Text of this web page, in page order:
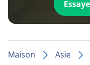
Maison Asie